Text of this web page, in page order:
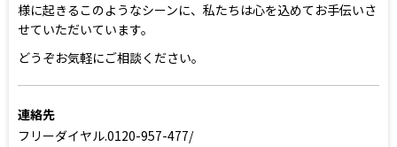
様に起きるこのようなシーンに、私たちは心を込めてお手伝いさ
せていただいています。
どうぞお気軽にご相談ください。
連絡先
フリーダイヤル.0120-957-477/